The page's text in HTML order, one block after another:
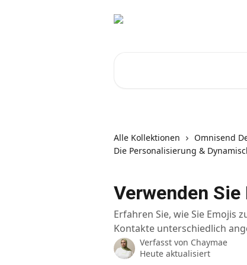
Alle Kollektionen
Omnisend
Die Personalisierung &
Verwenden
Erfahren Sie, wie Sie Emojis
Kontakte unterschiedlich
Verfasst von Chaymae
Heute aktualisiert